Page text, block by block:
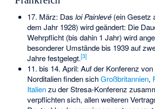
17. März: Das loi Painlevé(ein Gesetz
dem Jahr 1928) wird geändert: Die
Wehrpflicht (bis dahin 1 Jahr) wird
besonderer Umstände bis 1939 auf
Jahre festgelegt.[3]
11. bis 14. April: Auf der Konferenz von
Norditalien finden sichGroßbritannien,
Italienzu derStresa-Konferenz
verpflichten sich, allen weiteren